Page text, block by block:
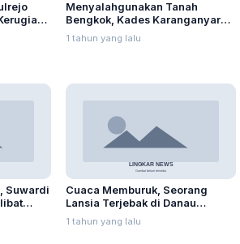
Menyalahgunakan Tanah
Bengkok, Kades Karanganyar
Ditangkap Kejari
1 tahun yang lalu
Suwardi
Cuaca Memburuk, Seorang
Lansia Terjebak di Danau
Rawapening Saat Mencari
Enceng Gondok
1 tahun yang lalu